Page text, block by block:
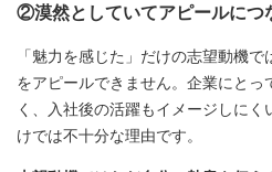
②漠然としていてアピールにつ
「魅力を感じた」だけの志望動機
をアピールできません。企業にとっ
く、入社後の活躍もイメージしに
けでは不十分な理由です。